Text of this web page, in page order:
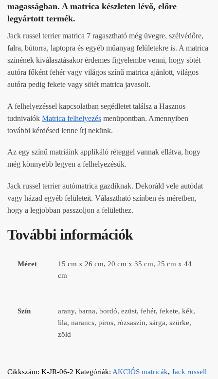
magasságban. A matrica készleten lévő, előre
legyártott termék.
Jack russel terrier matrica 7 ragasztható még üvegre, szélvédőre,
falra, bútorra, laptopra és egyéb műanyag felületekre is. A matrica
színének kiválasztásakor érdemes figyelembe venni, hogy sötét
autóra főként fehér vagy világos színű matrica ajánlott, világos
autóra pedig fekete vagy sötét matrica javasolt.
A felhelyezéssel kapcsolatban segédletet találsz a Hasznos
tudnivalók Matrica felhelyezés menüpontban. Amennyiben
további kérdésed lenne írj nekünk.
Az egy színű matriáink applikáló réteggel vannak ellátva, hogy
még könnyebb legyen a felhelyezésük.
Jack russel terrier autómatrica gazdiknak. Dekoráld vele autódat
vagy házad egyéb felületeit. Választható színben és méretben,
hogy a legjobban passzoljon a felülethez.
További információk
Méret
15 cm x 26 cm, 20 cm x 35 cm, 25 cm x 44
cm
Szín
arany, barna, bordó, ezüst, fehér, fekete, kék,
lila, narancs, piros, rózsaszín, sárga, szürke,
zöld
Cikkszám: K-JR-06-2 Kategóriák: AKCIÓS matricák, Jack russell